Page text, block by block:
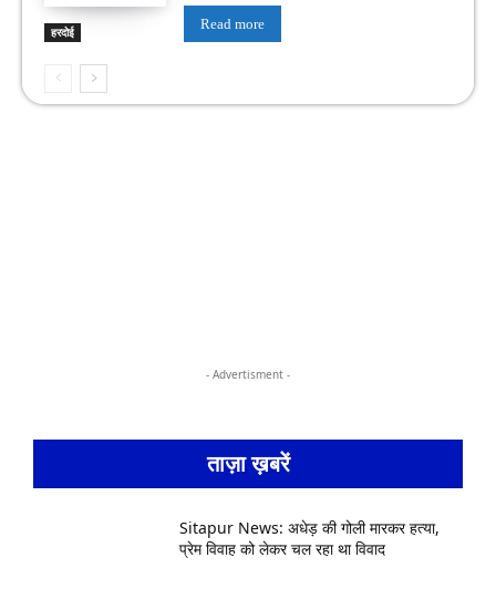
हरदोई Read more
- Advertisment -
ताज़ा ख़बरें
Sitapur News: अधेड़ की गोली मारकर हत्या,
प्रेम विवाह को लेकर चल रहा था विवाद